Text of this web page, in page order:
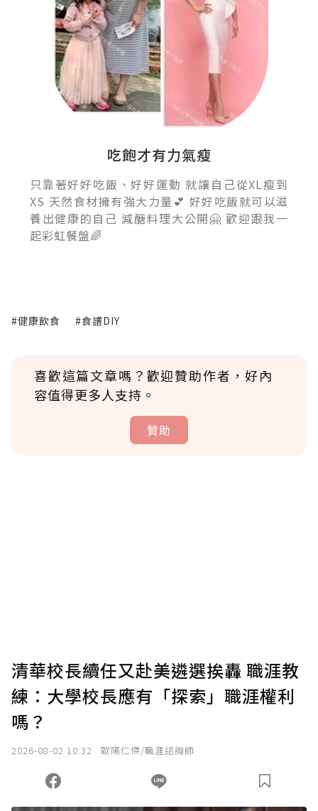
吃飽才有力氣瘦
只靠著好好吃飯、好好運動 就讓自己從XL瘦到
XS 天然食材擁有強大力量💕 好好吃飯就可以滋
養出健康的自己 減醣料理大公開🤗 歡迎跟我一
起彩虹餐盤🌈
#健康飲食 #食譜DIY
喜歡這篇文章嗎？歡迎贊助作者，好內
容值得更多人支持。
贊助
確認送出
您當前剩餘 U 利點數：0點；前往 購買點數
清華校長續任又赴美遴選挨轟 職涯教
練：大學校長應有「探索」職涯權利
嗎？
2026-08-02 10:32 歐陽仁傑/職涯諮詢師